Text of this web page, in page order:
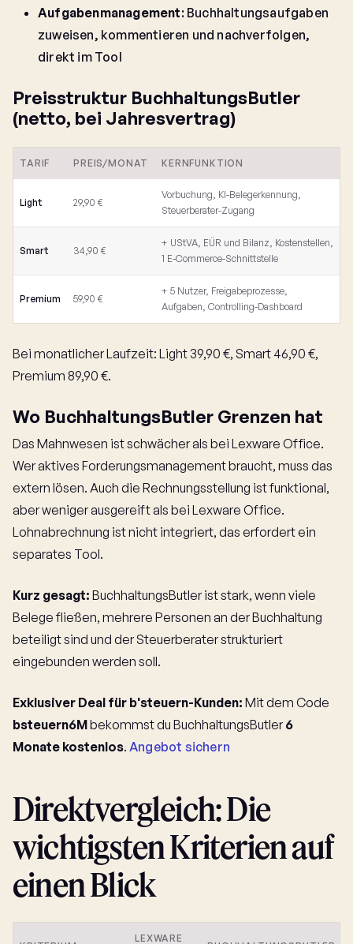
Aufgabenmanagement: Buchhaltungsaufgaben
zuweisen, kommentieren und nachverfolgen,
direkt im Tool
Preisstruktur BuchhaltungsButler
(netto, bei Jahresvertrag)
TARIF PREIS/MONAT KERNFUNKTION
Light 29,90 €
Vorbuchung, KI-Belegerkennung,
Steuerberater-Zugang
Smart 34,90 €
+ UStVA, EÜR und Bilanz, Kostenstellen,
1 E-Commerce-Schnittstelle
Premium 59,90 €
+ 5 Nutzer, Freigabeprozesse,
Aufgaben, Controlling-Dashboard
Bei monatlicher Laufzeit: Light 39,90 €, Smart 46,90 €,
Premium 89,90 €.
Wo BuchhaltungsButler Grenzen hat
Das Mahnwesen ist schwächer als bei Lexware Office.
Wer aktives Forderungsmanagement braucht, muss das
extern lösen. Auch die Rechnungsstellung ist funktional,
aber weniger ausgereift als bei Lexware Office.
Lohnabrechnung ist nicht integriert, das erfordert ein
separates Tool.
Kurz gesagt: BuchhaltungsButler ist stark, wenn viele
Belege fließen, mehrere Personen an der Buchhaltung
beteiligt sind und der Steuerberater strukturiert
eingebunden werden soll.
Exklusiver Deal für b'steuern-Kunden: Mit dem Code
bsteuern6Mbekommst du BuchhaltungsButler6
Monate kostenlos. Angebot sichern
Direktvergleich: Die
wichtigsten Kriterien auf
einen Blick
LEXWARE